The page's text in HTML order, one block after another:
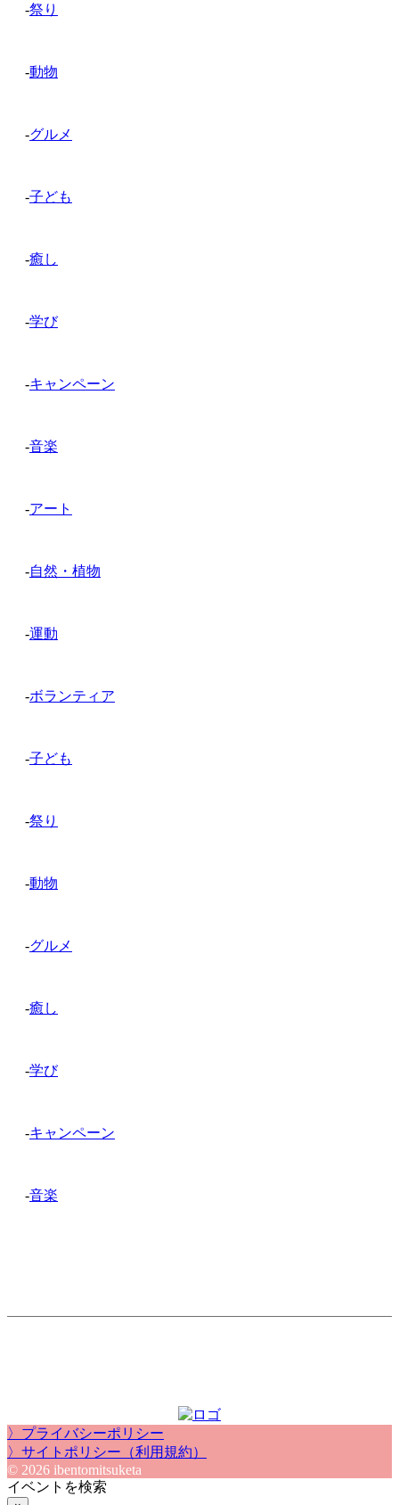
-祭り
-動物
-グルメ
-子ども
-癒し
-学び
-キャンペーン
-音楽
-アート
-自然・植物
-運動
-ボランティア
-子ども
-祭り
-動物
-グルメ
-癒し
-学び
-キャンペーン
-音楽
〉プライバシーポリシー
〉サイトポリシー（利用規約）
© 2026 ibentomitsuketa
イベントを検索